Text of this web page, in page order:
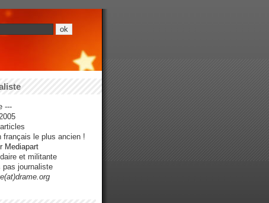
---
français le plus ancien !
Mediapart
et militante
pas journaliste